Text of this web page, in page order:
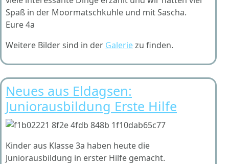
Spaß in der Moormatschkuhle und mit Sascha.
Eure 4a
Weitere Bilder sind in der Galeriezu finden.
Neues aus Eldagsen:
Juniorausbildung Erste Hilfe
Kinder aus Klasse 3a haben heute die
Juniorausbildung in erster Hilfe gemacht.